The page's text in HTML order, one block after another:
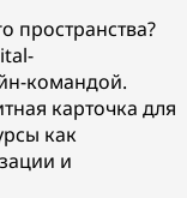
пространства?
командой.
карточка для
как
и